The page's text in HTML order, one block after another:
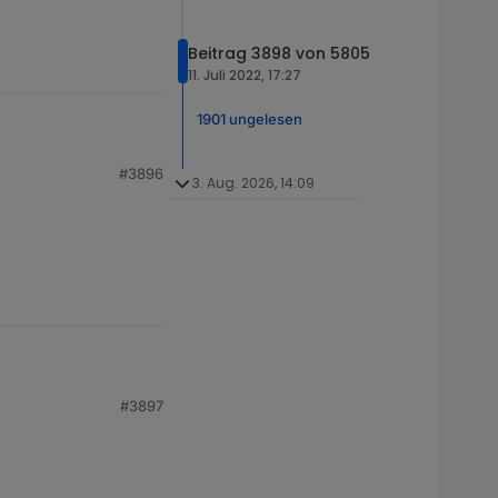
#3896
#3897
Beitrag 3898 von 5805
11. Juli 2022, 17:27
1901 ungelesen
3. Aug. 2026, 14:09